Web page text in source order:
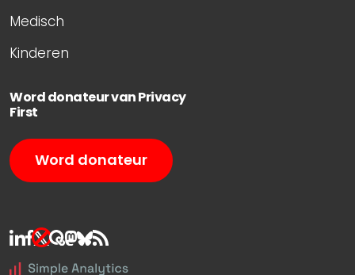
Medisch
Kinderen
Word donateur van Privacy
First
Word donateur